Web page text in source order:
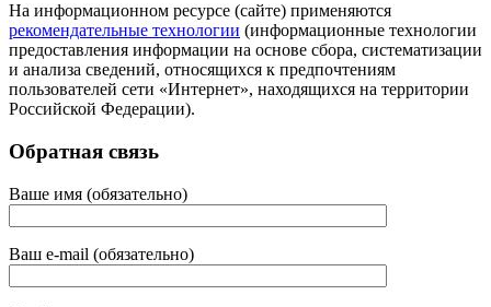
На информационном ресурсе (сайте) применяются
рекомендательные технологии (информационные технологии
предоставления информации на основе сбора, систематизации
и анализа сведений, относящихся к предпочтениям
пользователей сети «Интернет», находящихся на территории
Российской Федерации).
Обратная связь
Ваше имя (обязательно)
Ваш e-mail (обязательно)